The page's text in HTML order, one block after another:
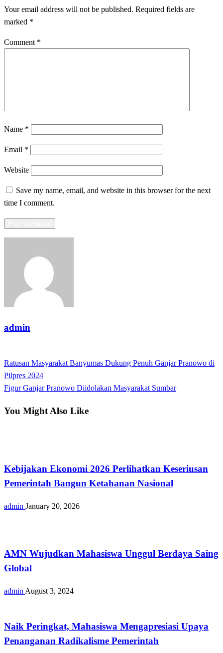
Your email address will not be published. Required fields are
marked *
Comment *
Name *
Email *
Website
Save my name, email, and website in this browser for the next
time I comment.
admin
Post
navigation
Previous
Post
Ratusan Masyarakat Banyumas Dukung Penuh Ganjar Pranowo di
Pilpres 2024
Next
Figur Ganjar Pranowo Diidolakan Masyarakat Sumbar
You Might Also Like
Kebijakan Ekonomi 2026 Perlihatkan Keseriusan
Pemerintah Bangun Ketahanan Nasional
admin January 20, 2026
AMN Wujudkan Mahasiswa Unggul Berdaya Saing
Global
admin August 3, 2024
Naik Peringkat, Mahasiswa Mengapresiasi Upaya
Penanganan Radikalisme Pemerintah